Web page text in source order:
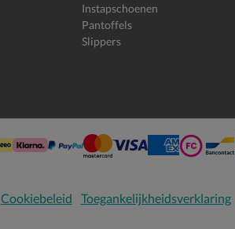
Instapschoenen
Pantoffels
Slippers
Cookiebeleid Toegankelijkheidsverklaring